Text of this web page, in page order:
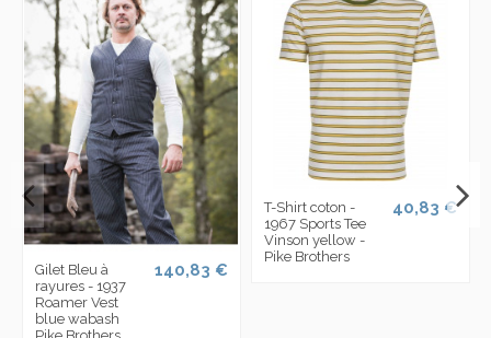
Gilet Bleu à
rayures - 1937
Roamer Vest
blue wabash
140,83 €
T-Shirt coton -
1967 Sports Tee
Vinson yellow -
Pike Brothers
40,83 €